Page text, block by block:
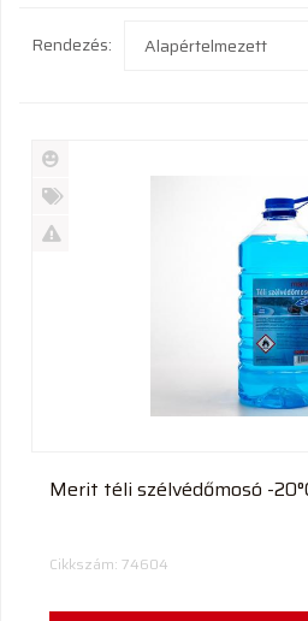
Rendezés:
Új
termék
%
Merit téli szélvédőmosó -
Cikkszám: 74604